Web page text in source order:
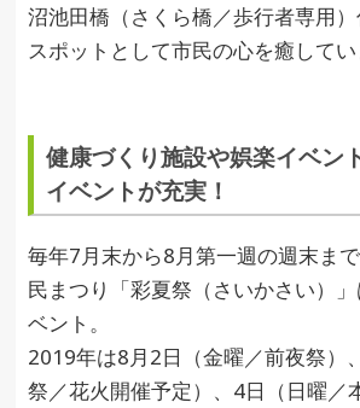
沼池田橋（さくら橋／歩行者専用
スポットとして市民の心を癒してい
健康づくり施設や娯楽イベン
イベントが充実！
毎年7月末から8月第一週の週末ま
民まつり「彩夏祭（さいかさい）
ベント。
2019年は8月2日（金曜／前夜祭）
祭／花火開催予定）、4日（日曜／